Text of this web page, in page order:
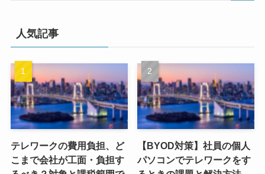
人気記事
テレワークの費用負担、ど
こまで会社が工面・負担す
【BYOD対策】社員の個人
パソコンでテレワークをす